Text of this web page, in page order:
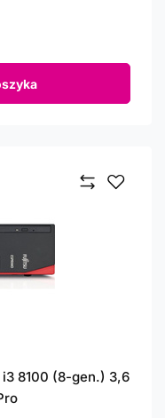
i3 8100 (8-gen.) 3,6